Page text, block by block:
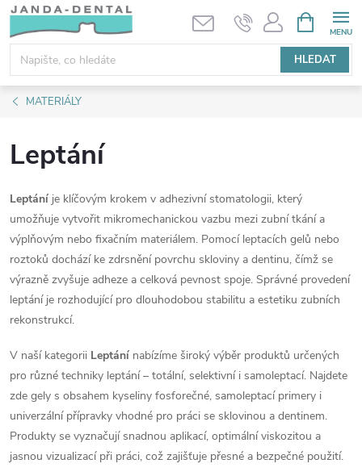
Přejít
obsah
HLEDAT
NÁKUPNÍ
KOŠÍK
MATERIÁLY
Leptání
Leptání je klíčovým krokem v adhezivní stomatologii, který
umožňuje vytvořit mikromechanickou vazbu mezi zubní tkání a
výplňovým nebo fixačním materiálem. Pomocí leptacích gelů nebo
roztoků dochází ke zdrsnění povrchu skloviny a dentinu, čímž se
výrazně zvyšuje adheze a celková pevnost spoje. Správné provedení
leptání je rozhodující pro dlouhodobou stabilitu a estetiku zubních
rekonstrukcí.
V naší kategorii Leptání nabízíme široký výběr produktů určených
pro různé techniky leptání – totální, selektivní i samoleptací. Najdete
zde gely s obsahem kyseliny fosforečné, samoleptací primery i
univerzální přípravky vhodné pro práci se sklovinou a dentinem.
Produkty se vyznačují snadnou aplikací, optimální viskozitou a
jasnou vizualizací při práci, což zajišťuje přesné a bezpečné použití.